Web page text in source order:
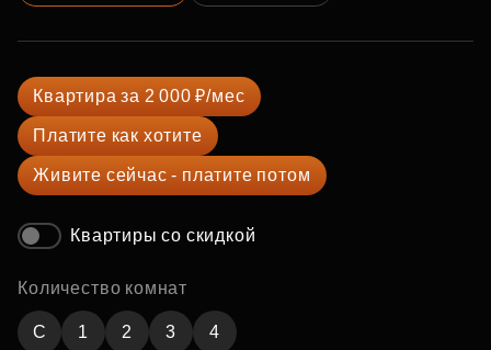
Квартира за 2 000 ₽/мес
Платите как хотите
Живите сейчас - платите потом
Квартиры со скидкой
Количество комнат
C 1 2 3 4